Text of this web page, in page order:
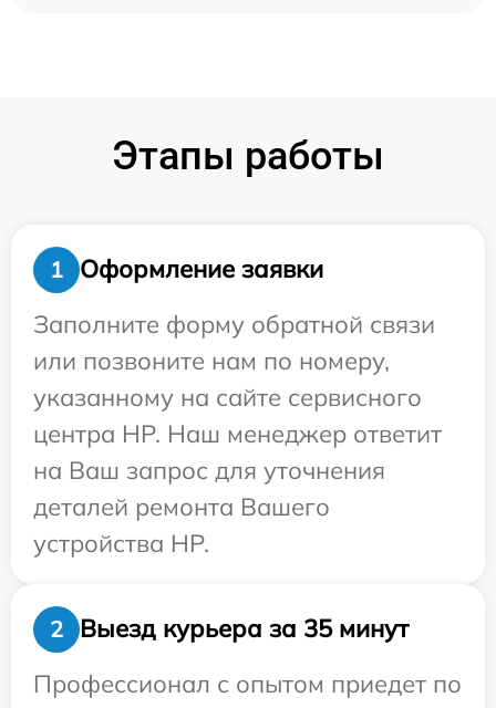
Этапы работы
1
Оформление заявки
Заполните форму обратной связи
или позвоните нам по номеру,
указанному на сайте сервисного
центра HP. Наш менеджер ответит
на Ваш запрос для уточнения
деталей ремонта Вашего
устройства HP.
2
Выезд курьера за 35 минут
Профессионал с опытом приедет по